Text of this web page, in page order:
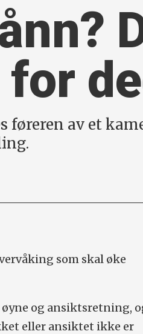
føreren av et
som skal øke
øyne og ansiktsretning,
eller ansiktet ikke er